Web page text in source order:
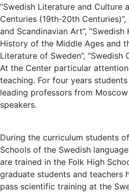
“Swedish Literature and Culture
Centuries (19th-20th
and Scandinavian Art”,
History of the Middle Ages and
Literature of Sweden”, “Swedish
At the Center particular
teaching. For four years
leading professors from
speakers.
During the curriculum students
Schools of the Swedish
are trained in the Folk High
graduate students and teachers
pass scientific training at the